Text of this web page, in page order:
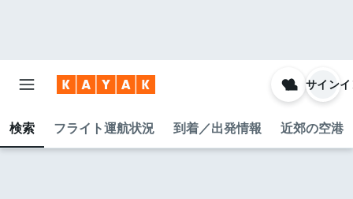
検索 フライト運航状況 到着／出発情報 近郊の空港
サイン